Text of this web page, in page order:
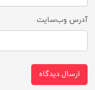
آدرس وب‌سایت
ارسال دیدگاه